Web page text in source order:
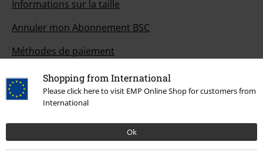
Shopping from International
Please click here to visit EMP Online Shop for customers from
International
Ok
Informations sur la taille
Annuler mon Abonnement BSC
Méthodes de paiement
Offre pour toi
Bons d'achat Large